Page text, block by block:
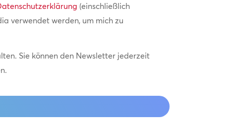
(einschließlich
verwendet werden, um mich zu
Sie können den Newsletter jederzeit